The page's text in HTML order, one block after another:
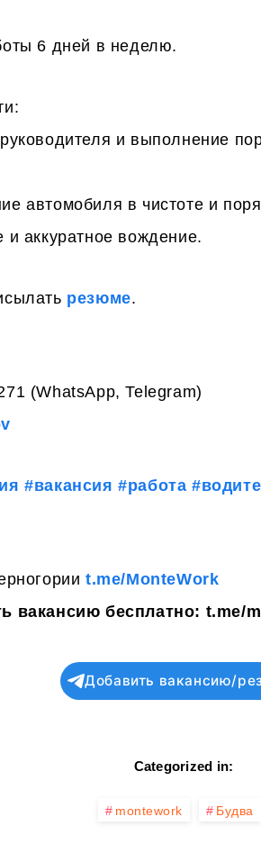
6 дней в неделю.
и выполнение
автомобиля в чистоте и
и аккуратное вождение.
резюме.
(WhatsApp, Telegram)
#вакансия #работа
t.me/MonteWork
вакансию бесплатно: t.me/
Добавить вакансию/
Categorized in:
montework Будва